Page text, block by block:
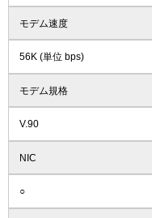
モデム速度
56K (単位 bps)
モデム規格
V.90
NIC
○